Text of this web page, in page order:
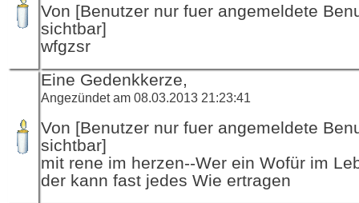
Von [Benutzer nur fuer angemeldete
sichtbar]
wfgzsr
Eine Gedenkkerze,
Angezündet am 08.03.2013 21:23:41
Von [Benutzer nur fuer angemeldete
sichtbar]
mit rene im herzen--Wer ein Wofür im
der kann fast jedes Wie ertragen